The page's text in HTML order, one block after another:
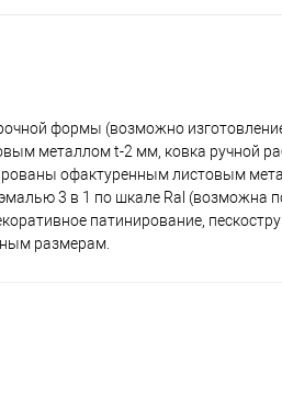
формы (возможно
металлом t-2 мм, ковка ручной
офактуренным листовым
3 в 1 по шкале Ral
патинирование,
размерам.